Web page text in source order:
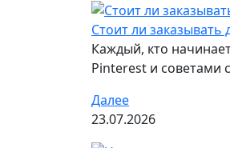
Стоит ли
Каждый, кто
Pinterest и советами
Далее
23.07.2026